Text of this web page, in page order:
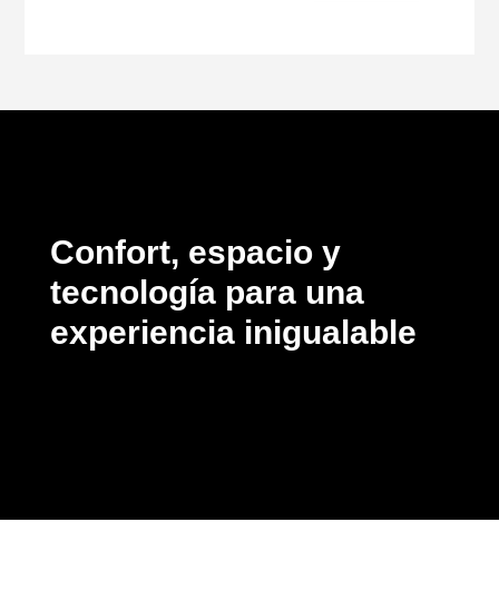
Confort, espacio y
tecnología para una
experiencia inigualable